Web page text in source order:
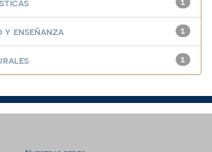
1
1
y enseñanza
1